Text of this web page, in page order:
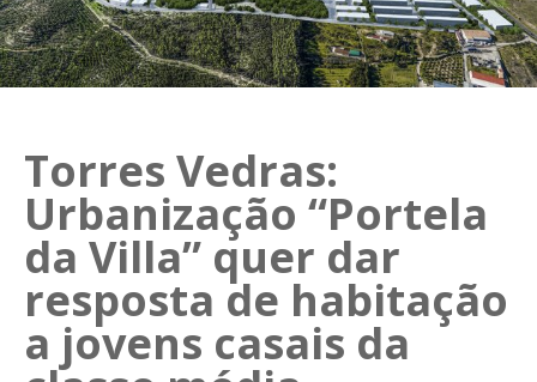
Torres Vedras:
Urbanização “Portela
da Villa” quer dar
resposta de habitação
a jovens casais da